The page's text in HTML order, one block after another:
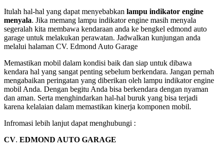
Itulah hal-hal yang dapat menyebabkan lampu indikator engine
menyala. Jika memang lampu indikator engine masih menyala
segeralah kita membawa kendaraan anda ke bengkel edmond auto
garage untuk melakukan perawatan. Jadwalkan kunjungan anda
melalui halaman CV. Edmond Auto Garage
Memastikan mobil dalam kondisi baik dan siap untuk dibawa
kendara hal yang sangat penting sebelum berkendara. Jangan pernah
mengabaikan peringatan yang diberikan oleh lampu indikator engine
mobil Anda. Dengan begitu Anda bisa berkendara dengan nyaman
dan aman. Serta menghindarkan hal-hal buruk yang bisa terjadi
karena kelalaian dalam memastikan kinerja komponen mobil.
Infromasi lebih lanjut dapat menghubungi :
CV. EDMOND AUTO GARAGE